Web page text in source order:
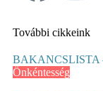
További cikkeink
BAKANCSLISTA
Önkéntesség